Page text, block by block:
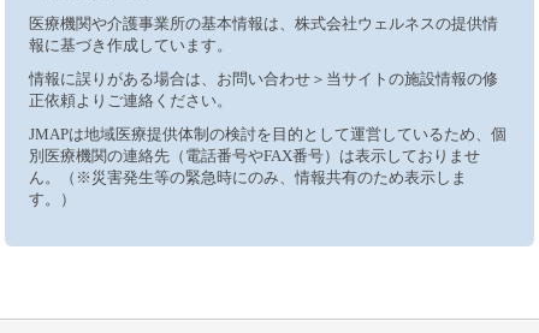
医療機関や介護事業所の基本情報は、株式会社ウェルネスの提供情
報に基づき作成しています。
情報に誤りがある場合は、お問い合わせ＞当サイトの施設情報の修
正依頼よりご連絡ください。
JMAPは地域医療提供体制の検討を目的として運営しているため、個
別医療機関の連絡先（電話番号やFAX番号）は表示しておりませ
ん。（※災害発生等の緊急時にのみ、情報共有のため表示しま
す。）